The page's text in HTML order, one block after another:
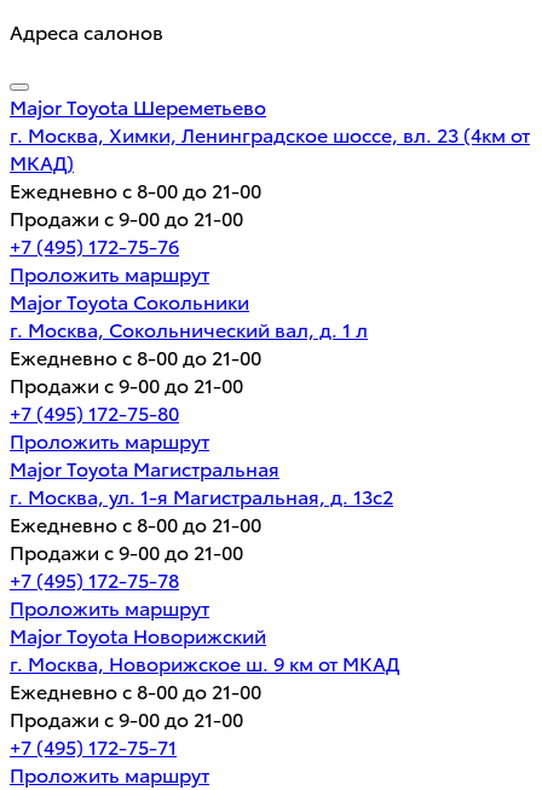
Адреса салонов
Major Toyota Шереметьево
г. Москва, Химки, Ленинградское шоссе, вл. 23 (4км от
МКАД)
Ежедневно с 8-00 до 21-00
Продажи с 9-00 до 21-00
+7 (495) 172-75-76
Проложить маршрут
Major Toyota Сокольники
г. Москва, Сокольнический вал, д. 1 л
Ежедневно с 8-00 до 21-00
Продажи с 9-00 до 21-00
+7 (495) 172-75-80
Проложить маршрут
Major Toyota Магистральная
г. Москва, ул. 1-я Магистральная, д. 13с2
Ежедневно с 8-00 до 21-00
Продажи с 9-00 до 21-00
+7 (495) 172-75-78
Проложить маршрут
Major Toyota Новорижский
г. Москва, Новорижское ш. 9 км от МКАД
Ежедневно с 8-00 до 21-00
Продажи с 9-00 до 21-00
+7 (495) 172-75-71
Проложить маршрут